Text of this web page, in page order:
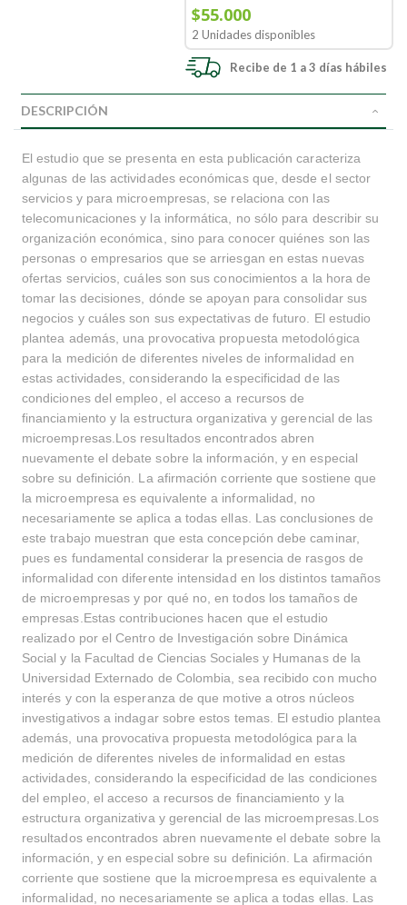
$55.000
2 Unidades disponibles
Recibe de 1 a 3 días hábiles
DESCRIPCIÓN
El estudio que se presenta en esta publicación caracteriza
algunas de las actividades económicas que, desde el sector
servicios y para microempresas, se relaciona con las
telecomunicaciones y la informática, no sólo para describir su
organización económica, sino para conocer quiénes son las
personas o empresarios que se arriesgan en estas nuevas
ofertas servicios, cuáles son sus conocimientos a la hora de
tomar las decisiones, dónde se apoyan para consolidar sus
negocios y cuáles son sus expectativas de futuro. El estudio
plantea además, una provocativa propuesta metodológica
para la medición de diferentes niveles de informalidad en
estas actividades, considerando la especificidad de las
condiciones del empleo, el acceso a recursos de
financiamiento y la estructura organizativa y gerencial de las
microempresas.Los resultados encontrados abren
nuevamente el debate sobre la información, y en especial
sobre su definición. La afirmación corriente que sostiene que
la microempresa es equivalente a informalidad, no
necesariamente se aplica a todas ellas. Las conclusiones de
este trabajo muestran que esta concepción debe caminar,
pues es fundamental considerar la presencia de rasgos de
informalidad con diferente intensidad en los distintos tamaños
de microempresas y por qué no, en todos los tamaños de
empresas.Estas contribuciones hacen que el estudio
realizado por el Centro de Investigación sobre Dinámica
Social y la Facultad de Ciencias Sociales y Humanas de la
Universidad Externado de Colombia, sea recibido con mucho
interés y con la esperanza de que motive a otros núcleos
investigativos a indagar sobre estos temas. El estudio plantea
además, una provocativa propuesta metodológica para la
medición de diferentes niveles de informalidad en estas
actividades, considerando la especificidad de las condiciones
del empleo, el acceso a recursos de financiamiento y la
estructura organizativa y gerencial de las microempresas.Los
resultados encontrados abren nuevamente el debate sobre la
información, y en especial sobre su definición. La afirmación
corriente que sostiene que la microempresa es equivalente a
informalidad, no necesariamente se aplica a todas ellas. Las